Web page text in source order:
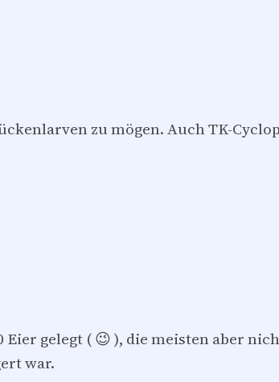
zu mögen. Auch TK-
Eier gelegt ( 😉 ), die meisten aber
war.